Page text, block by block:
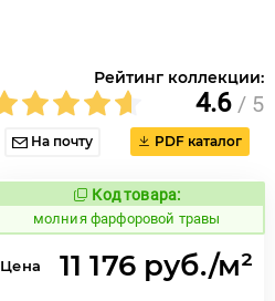
Рейтинг коллекции:
4.6 / 5
На почту PDF каталог
Код товара:
1013982 Код товара:
молния фарфоровой травы
Цена 11 176 руб./м²